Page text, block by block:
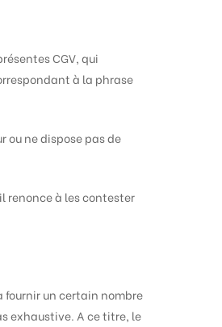
CGV, qui
à la phrase
ou ne dispose pas de
renonce à les contester
fournir un certain nombre
exhaustive. A ce titre, le